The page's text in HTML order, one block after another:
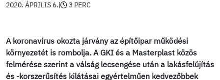
2020. ÁPRILIS 6.| 3 PERC
A koronavírus okozta járvány az építőipar működési
környezetét is rombolja. A GKI és a Masterplast közös
felmérése szerint a válság lecsengése után a lakásfelújítás
és -korszerűsítés kilátásai egyértelműen kedvezőbbek